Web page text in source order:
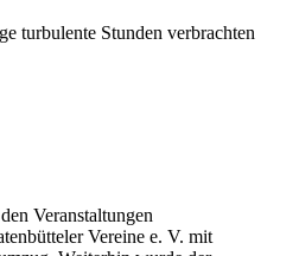
turbulente Stunden verbrachten
Veranstaltungen
Vereine e. V. mit